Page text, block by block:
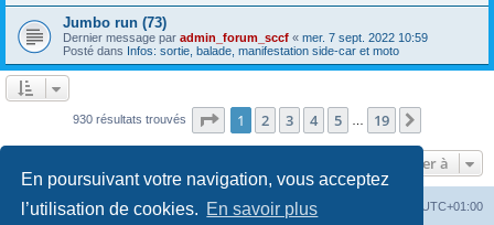
En poursuivant votre navigation, vous acceptez
l’utilisation de cookies. En savoir plus
Jumbo run (73)
Dernier message par admin_forum_sccf « mer. 7 sept. 2022 10:59
Posté dans Infos: sortie, balade, manifestation side-car et moto
930 résultats trouvés Page 1sur19
1 2 3 4 5 19
Aller à
Index du forum UTC+01:00